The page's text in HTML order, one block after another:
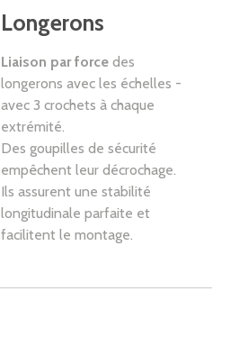
Longerons
Liaison par forcedes
longerons avec les échelles -
avec 3 crochets à chaque
extrémité.
Des goupilles de sécurité
empêchent leur décrochage.
Ils assurent une stabilité
longitudinale parfaite et
facilitent le montage.